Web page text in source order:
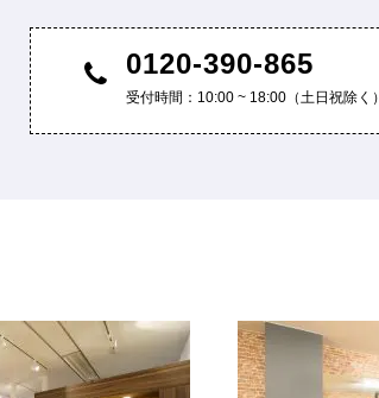
0120-390-865
受付時間：10:00 ~ 18:00（土日祝除く）